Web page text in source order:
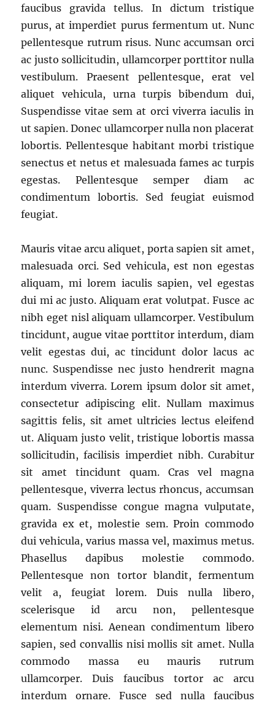
faucibus gravida tellus. In dictum tristique
purus, at imperdiet purus fermentum ut. Nunc
pellentesque rutrum risus. Nunc accumsan orci
ac justo sollicitudin, ullamcorper porttitor nulla
vestibulum. Praesent pellentesque, erat vel
aliquet vehicula, urna turpis bibendum dui,
Suspendisse vitae sem at orci viverra iaculis in
ut sapien. Donec ullamcorper nulla non placerat
lobortis. Pellentesque habitant morbi tristique
senectus et netus et malesuada fames ac turpis
egestas. Pellentesque semper diam ac
condimentum lobortis. Sed feugiat euismod
feugiat.
Mauris vitae arcu aliquet, porta sapien sit amet,
malesuada orci. Sed vehicula, est non egestas
aliquam, mi lorem iaculis sapien, vel egestas
dui mi ac justo. Aliquam erat volutpat. Fusce ac
nibh eget nisl aliquam ullamcorper. Vestibulum
tincidunt, augue vitae porttitor interdum, diam
velit egestas dui, ac tincidunt dolor lacus ac
nunc. Suspendisse nec justo hendrerit magna
interdum viverra. Lorem ipsum dolor sit amet,
consectetur adipiscing elit. Nullam maximus
sagittis felis, sit amet ultricies lectus eleifend
ut. Aliquam justo velit, tristique lobortis massa
sollicitudin, facilisis imperdiet nibh. Curabitur
sit amet tincidunt quam. Cras vel magna
pellentesque, viverra lectus rhoncus, accumsan
quam. Suspendisse congue magna vulputate,
gravida ex et, molestie sem. Proin commodo
dui vehicula, varius massa vel, maximus metus.
Phasellus dapibus molestie commodo.
Pellentesque non tortor blandit, fermentum
velit a, feugiat lorem. Duis nulla libero,
scelerisque id arcu non, pellentesque
elementum nisi. Aenean condimentum libero
sapien, sed convallis nisi mollis sit amet. Nulla
commodo massa eu mauris rutrum
ullamcorper. Duis faucibus tortor ac arcu
interdum ornare. Fusce sed nulla faucibus